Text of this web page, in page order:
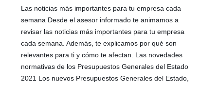
Las noticias más importantes para tu empresa cada
semana Desde el asesor informado te animamos a
revisar las noticias más importantes para tu empresa
cada semana. Además, te explicamos por qué son
relevantes para ti y cómo te afectan. Las novedades
normativas de los Presupuestos Generales del Estado
2021 Los nuevos Presupuestos Generales del Estado,